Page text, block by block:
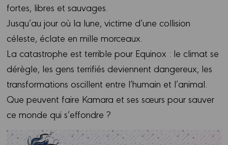
fortes, libres et sauvages.
Jusqu’au jour où la lune, victime d’une collision
céleste, éclate en mille morceaux.
La catastrophe est terrible pour Equinox : le climat se
dérègle, les gens terrifiés deviennent dangereux, les
transformations oscillent entre l’humain et l’animal.
Que peuvent faire Kamara et ses sœurs pour sauver
ce monde qui s’effondre ?